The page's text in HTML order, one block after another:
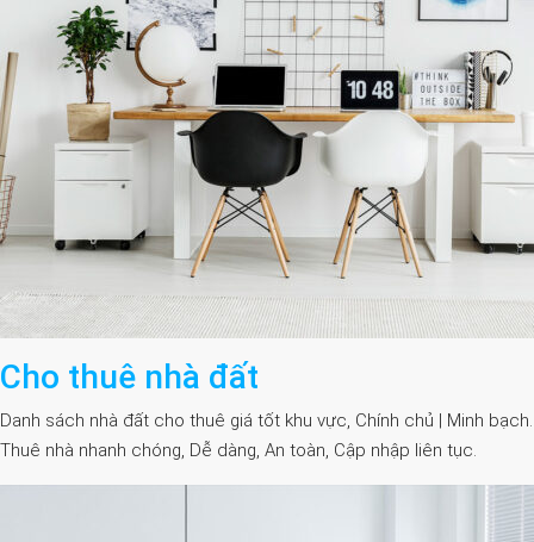
Cho thuê nhà đất
Danh sách nhà đất cho thuê giá tốt khu vực, Chính chủ | Minh bạch.
Thuê nhà nhanh chóng, Dễ dàng, An toàn, Cập nhập liên tục.